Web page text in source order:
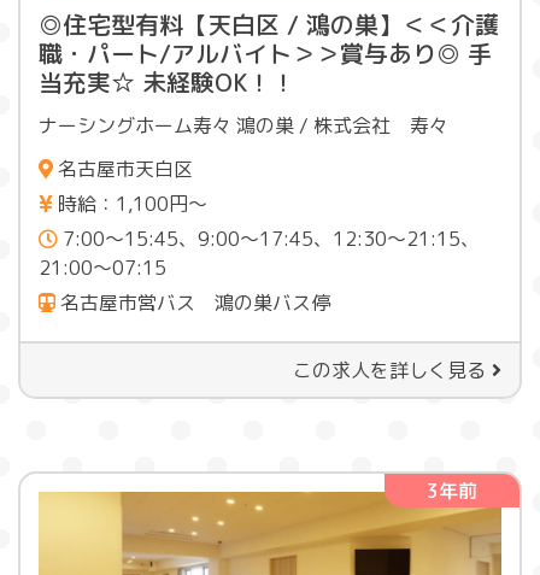
◎住宅型有料【天白区 / 鴻の巣】＜＜介護
職・パート/アルバイト＞＞賞与あり◎ 手
当充実☆ 未経験OK！！
ナーシングホーム寿々 鴻の巣 / 株式会社 寿々
名古屋市天白区
時給：1,100円～
7:00～15:45、9:00～17:45、12:30～21:15、
21:00～07:15
名古屋市営バス 鴻の巣バス停
この求人を詳しく見る
3年前